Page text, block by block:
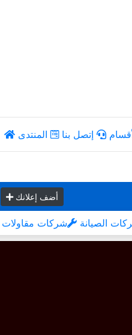
إتصل بنا المنتدى
أضف إعلانك
شركات مقاولات الصيانة